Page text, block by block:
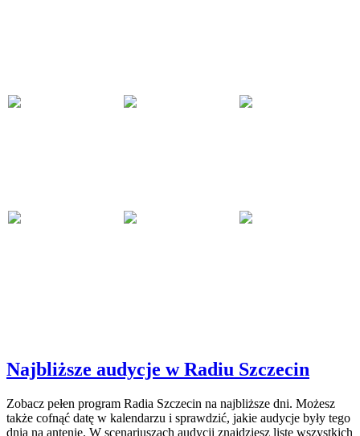
Najbliższe audycje w Radiu Szczecin
Zobacz pełen program Radia Szczecin na najbliższe dni. Możesz
także cofnąć datę w kalendarzu i sprawdzić, jakie audycje były tego
dnia na antenie. W scenariuszach audycji znajdziesz listę wszystkich